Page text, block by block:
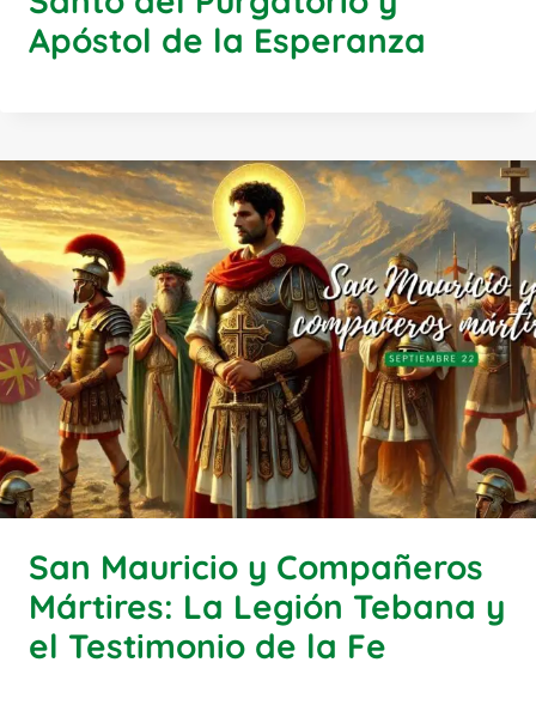
Apóstol de la Esperanza
San Mauricio y Compañeros
Mártires: La Legión Tebana y
el Testimonio de la Fe